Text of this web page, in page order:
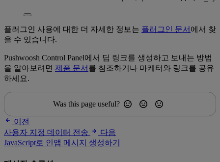
플러그인 사용에 대한 더 자세한 정보는 플러그인 문서 에서 찾
을 수 있습니다.
Pushwoosh Control Panel에서 딥 링크를 생성하고 보내는 방법
을 알아보려면 제품 문서 를 참조하거나 마케터와 링크를 공유
하세요.
Was this page useful?
이전
사용자 지정 데이터 전송
다음
JavaScript로 인앱 메시지 생성하기